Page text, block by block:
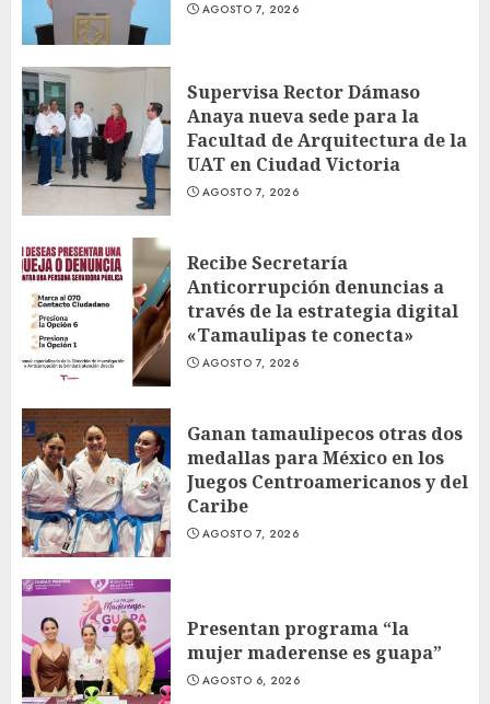
AGOSTO 7, 2026
Supervisa Rector Dámaso
Anaya nueva sede para la
Facultad de Arquitectura de la
UAT en Ciudad Victoria
AGOSTO 7, 2026
Recibe Secretaría
Anticorrupción denuncias a
través de la estrategia digital
«Tamaulipas te conecta»
AGOSTO 7, 2026
Ganan tamaulipecos otras dos
medallas para México en los
Juegos Centroamericanos y del
Caribe
AGOSTO 7, 2026
Presentan programa “la
mujer maderense es guapa”
AGOSTO 6, 2026